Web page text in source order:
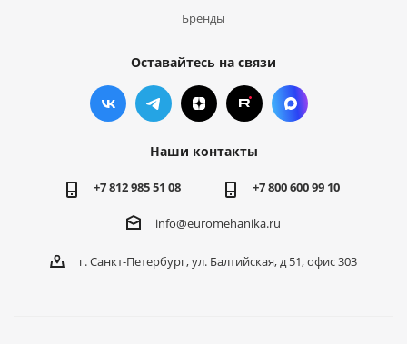
Бренды
Оставайтесь на связи
Наши контакты
+7 812 985 51 08 +7 800 600 99 10
info@euromehanika.ru
г. Санкт-Петербург, ул. Балтийская, д 51, офис 303